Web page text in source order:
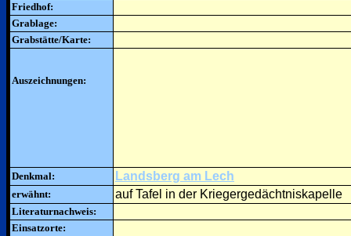
Friedhof:
Grablage:
Grabstätte/Karte:
Auszeichnungen:
Denkmal: Landsberg am Lech
erwähnt: auf Tafel in der Kriegergedächtniskapelle
Literaturnachweis:
Einsatzorte: